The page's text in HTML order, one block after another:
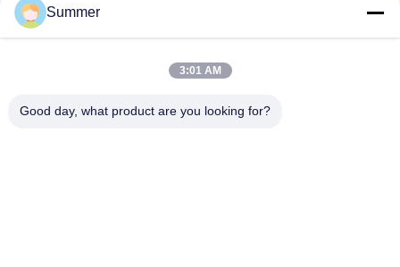
Medische Endoscoopcamera
4K het Systeem van de endoscoopcamera
All in One Medische Endoscopiecamera
Flexibel endoscoopcamerasysteem
Snel contact
Summer
3:01 AM
Good day, what product are you looking for?